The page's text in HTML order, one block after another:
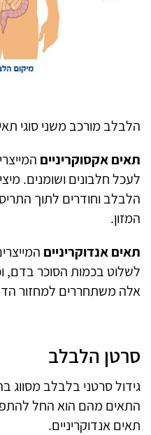
הלבלב מורכב משני סוגי
תאים אקסוקריניים
לעכל חלבונים ושומנים.
הלבלב וחודרים לתוך
המזון.
תאים אנדוקריניים
לשלוט בכמות הסוכר בדם,
אלה משתחררים למחזור
סרטן הלבלב
גידול סרטני בלבלב מסווג
התאים מהם הוא החל
תאים אנדוקריניים.